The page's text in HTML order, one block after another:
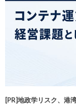
[PR]地政学リスク、港